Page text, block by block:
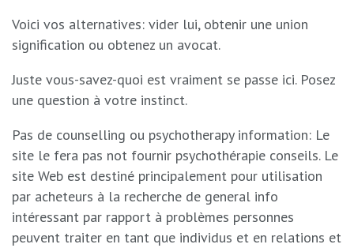
Voici vos alternatives: vider lui, obtenir une union
signification ou obtenez un avocat.
Juste vous-savez-quoi est vraiment se passe ici. Posez
une question à votre instinct.
Pas de counselling ou psychotherapy information: Le
site le fera pas not fournir psychothérapie conseils. Le
site Web est destiné principalement pour utilisation
par acheteurs à la recherche de general info
intéressant par rapport à problèmes personnes
peuvent traiter en tant que individus et en relations et